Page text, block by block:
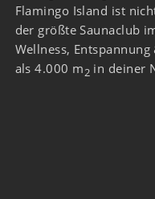
Flamingo Island ist
der größte Saunaclub
Wellness,
als 4.000 m2in deiner